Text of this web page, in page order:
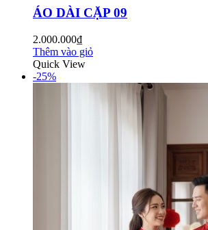
ÁO DÀI CẶP 09
2.000.000₫
Thêm vào giỏ
Quick View
-25%